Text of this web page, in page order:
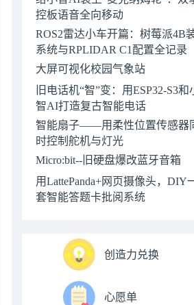
控板语音全向移动
ROS2雷达小车开篇：树莓派4B
系统与RPLIDAR C1配置全记录
大屏可视化校园气象站
旧电话机“智”变：用ESP32-S3和
智AI打造复古智能电话
智能扇子——用柔性位置传感器
时控制舵机与灯光
Micro:bit--旧硬盘爆改蓝牙音箱
用LattePanda+网页摄像头，DIY
套智能答题卡批阅系统
创造力兑换
心愿单